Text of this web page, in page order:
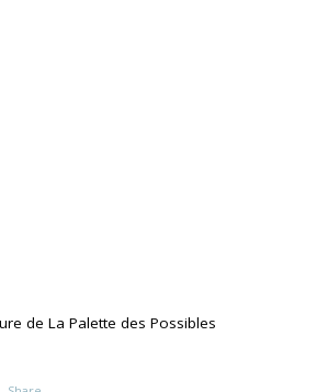
de La Palette des Possibles